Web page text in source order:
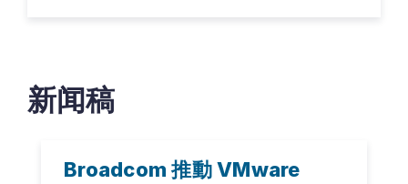
新闻稿
Broadcom 推動 VMware